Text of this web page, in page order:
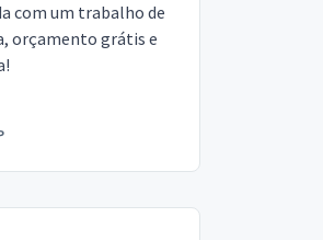
com um trabalho de
orçamento grátis e